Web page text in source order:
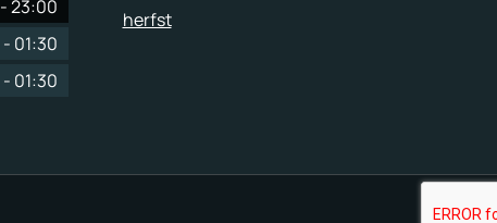
-23:00
- 01:30
- 01:30
herfst